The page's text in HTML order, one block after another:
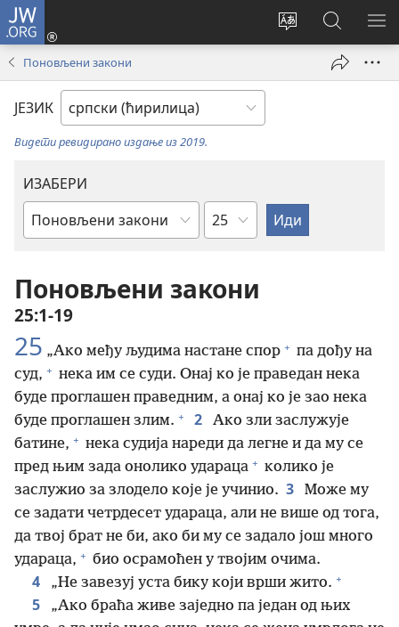
JW.ORG
Промени
Пријава
(отвара
Претрага
сајта
JW.ORG
Поновљени закони
ЈЕЗИК
Видети ревидирано издање из 2019.
ИЗАБЕРИ
Библијска
Поглавље
Поновљени закони
25:1-19
25 „Ако међу људима настане спор + па дођу на
суд, + нека им се суди. Онај ко је праведан нека
буде проглашен праведним, а онај ко је зао нека
буде проглашен злим. + 2
Ако зли заслужује
батине, + нека судија нареди да легне и да му се
пред њим зада онолико удараца + колико је
заслужио за злодело које је учинио. 3
Може му
се задати четрдесет удараца, али не више од тога,
да твој брат не би, ако би му се задало још много
удараца, + био осрамоћен у твојим очима.
4 „Не завезуј уста бику који врши жито. +
5
„Ако браћа живе заједно па један од њих